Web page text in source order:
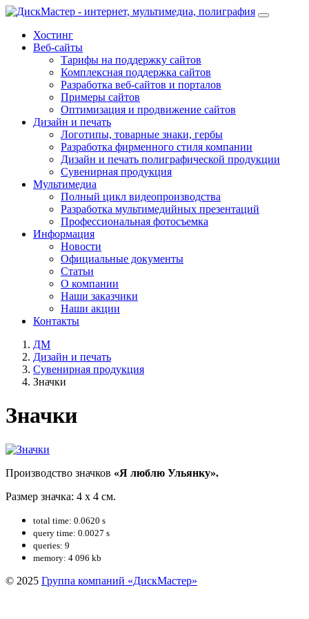
Хостинг
Веб-сайты
Тарифы на поддержку сайтов
Комплексная поддержка сайтов
Разработка веб-сайтов и порталов
Примеры сайтов
Оптимизация и продвижение сайтов
Дизайн и печать
Логотипы, товарные знаки, гербы
Разработка фирменного стиля компании
Дизайн и печать полиграфической продукции
Сувенирная продукция
Мультимедиа
Полный цикл видеопроизводства
Разработка мультимедийных презентаций
Профессиональная фотосъемка
Информация
Новости
Официальные документы
Статьи
О компании
Наши заказчики
Наши акции
Контакты
ДМ
Дизайн и печать
Сувенирная продукция
Значки
Значки
Производство значков «Я люблю Ульянку».
Размер значка: 4 x 4 см.
total time: 0.0620 s
query time: 0.0027 s
queries: 9
memory: 4 096 kb
© 2025 Группа компаний «ДискМастер»